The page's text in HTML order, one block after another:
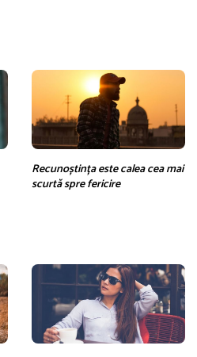
Recunoștința este calea cea mai
scurtă spre fericire